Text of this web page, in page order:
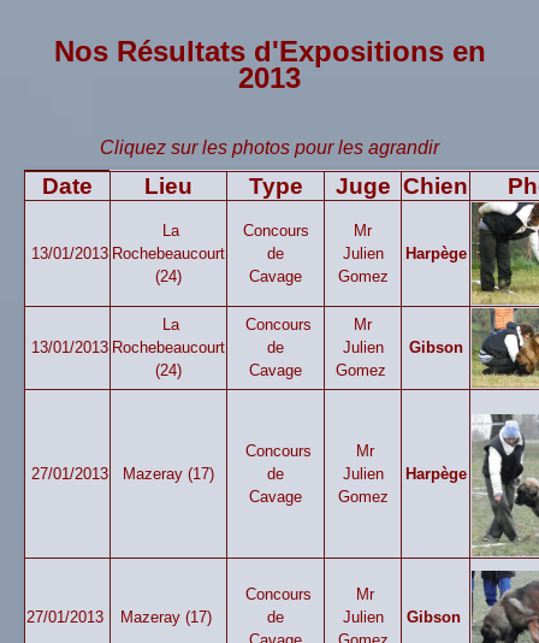
Nos Résultats d'Expositions en
2013
Cliquez sur les photos pour les agrandir
Date Lieu Type Juge Chien
13/01/2013
La
Rochebeaucourt
(24)
Concours
de
Cavage
Mr
Julien
Gomez
Harpège
13/01/2013
La
Rochebeaucourt
(24)
Concours
de
Cavage
Mr
Julien
Gomez
Gibson
27/01/2013 Mazeray (17)
Concours
de
Cavage
Mr
Julien
Gomez
Harpège
27/01/2013 Mazeray (17)
Concours
de
Mr
Julien
Gibson